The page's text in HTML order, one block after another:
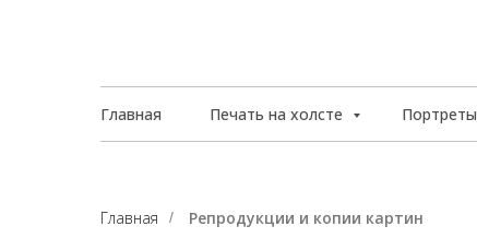
Главная Печать на холсте Портреты
Главная / Репродукции и копии картин